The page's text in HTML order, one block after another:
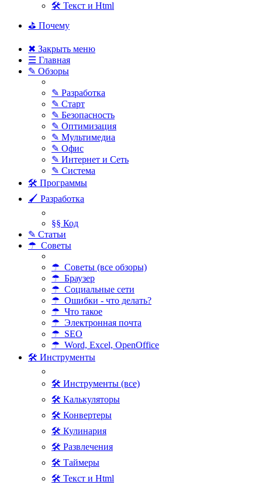
🛠 Текст и Html
⛳ Почему
✖ Закрыть меню
☰ Главная
✎ Обзоры
✎ Разработка
✎ Старт
✎ Безопасность
✎ Оптимизация
✎ Мультимедиа
✎ Офис
✎ Интернет и Сеть
✎ Система
🛠 Программы
🖌 Разработка
§§ Код
✎ Статьи
☂ Советы
☂ Советы (все обзоры)
☂ Браузер
☂ Социальные сети
☂ Ошибки - что делать?
☂ Что такое
☂ Электронная почта
☂ SEO
☂ Word, Excel, OpenOffice
🛠 Инструменты
🛠 Инструменты (все)
🛠 Калькуляторы
🛠 Конвертеры
🛠 Кулинария
🛠 Развлечения
🛠 Таймеры
🛠 Текст и Html